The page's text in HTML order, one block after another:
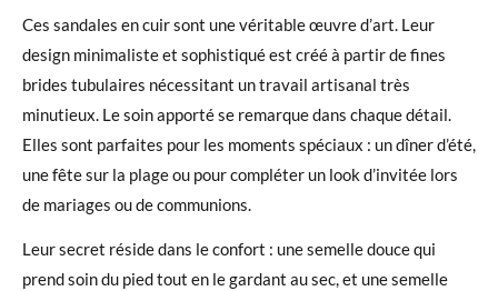
Ces sandales en cuir sont une véritable œuvre d’art. Leur
design minimaliste et sophistiqué est créé à partir de fines
brides tubulaires nécessitant un travail artisanal très
minutieux. Le soin apporté se remarque dans chaque détail.
Elles sont parfaites pour les moments spéciaux : un dîner d’été,
une fête sur la plage ou pour compléter un look d’invitée lors
de mariages ou de communions.
Leur secret réside dans le confort : une semelle douce qui
prend soin du pied tout en le gardant au sec, et une semelle